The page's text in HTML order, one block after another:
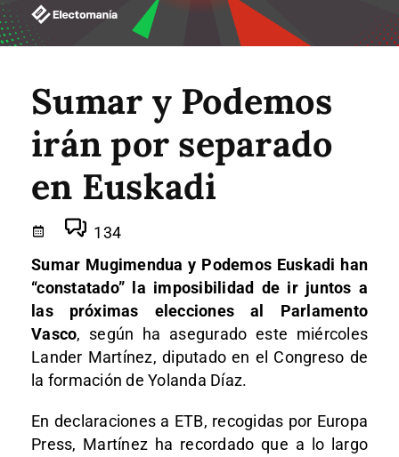
Sumar y Podemos
irán por separado
en Euskadi
134
Sumar Mugimendua y Podemos Euskadi han
“constatado” la imposibilidad de ir juntos a
las próximas elecciones al Parlamento
Vasco, según ha asegurado este miércoles
Lander Martínez, diputado en el Congreso de
la formación de Yolanda Díaz.
En declaraciones a ETB, recogidas por Europa
Press, Martínez ha recordado que a lo largo